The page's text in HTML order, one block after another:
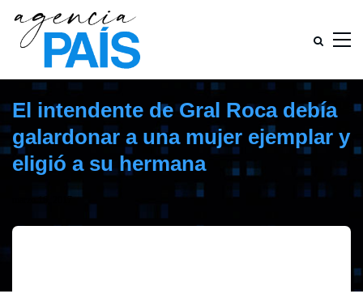
El intendente de Gral Roca debía
galardonar a una mujer ejemplar y
eligió a su hermana